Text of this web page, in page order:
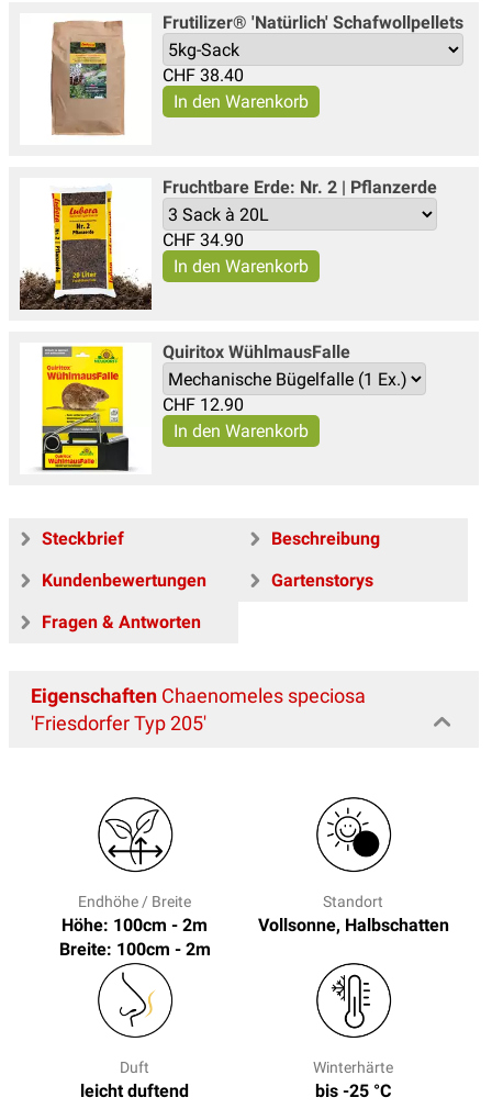
Frutilizer® 'Natürlich' Schafwollpellets
CHF 38.40
Fruchtbare Erde: Nr. 2 | Pflanzerde
CHF 34.90
Quiritox WühlmausFalle
CHF 12.90
Steckbrief
Beschreibung
Kundenbewertungen
Gartenstorys
Fragen & Antworten
Eigenschaften Chaenomeles speciosa
'Friesdorfer Typ 205'
Endhöhe / Breite
Höhe: 100cm - 2m
Breite: 100cm - 2m
Standort
Vollsonne, Halbschatten
Duft
leicht duftend
Winterhärte
bis -25 °C